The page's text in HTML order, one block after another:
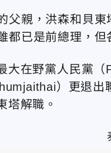
親，洪森和貝
已是前總理，但
大在野黨人民黨
）更退出
塔解職。